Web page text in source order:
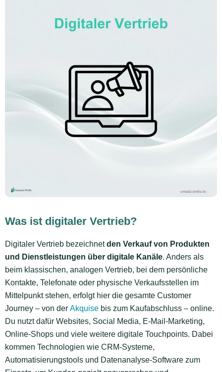
Was ist digitaler Vertrieb?
Digitaler Vertrieb bezeichnetden Verkauf von Produkten
und Dienstleistungen über digitale Kanäle. Anders als
beim klassischen, analogen Vertrieb, bei dem persönliche
Kontakte, Telefonate oder physische Verkaufsstellen im
Mittelpunkt stehen, erfolgt hier die gesamte Customer
Journey – von der Akquise bis zum Kaufabschluss – online.
Du nutzt dafür Websites, Social Media, E-Mail-Marketing,
Online-Shops und viele weitere digitale Touchpoints. Dabei
kommen Technologien wie CRM-Systeme,
Automatisierungstools und Datenanalyse-Software zum